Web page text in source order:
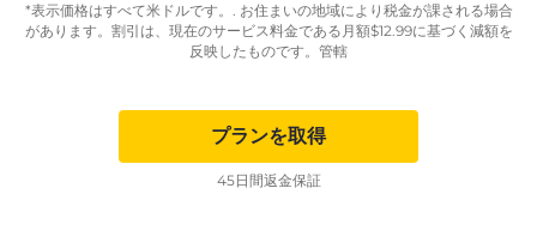
*表示価格はすべて米ドルです。. お住まいの地域により税金が課される場合
があります。割引は、現在のサービス料金である月額$12.99に基づく減額を
反映したものです。管轄
プランを取得
45日間返金保証